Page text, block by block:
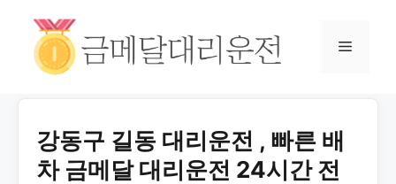
강동구 길동 대리운전 , 빠른 배
차 금메달 대리운전 24시간 전